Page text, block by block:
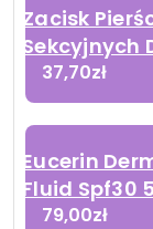
Zacisk
Sekcyjnych
37,70zł
Eucerin
Fluid Spf30
79,00zł